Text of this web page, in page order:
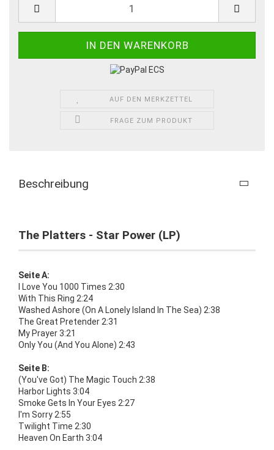
AUF DEN MERKZETTEL
FRAGE ZUM PRODUKT
Beschreibung
The Platters - Star Power (LP)
Seite A:
I Love You 1000 Times 2:30
With This Ring 2:24
Washed Ashore (On A Lonely Island In The Sea) 2:38
The Great Pretender 2:31
My Prayer 3:21
Only You (And You Alone) 2:43
Seite B:
(You've Got) The Magic Touch 2:38
Harbor Lights 3:04
Smoke Gets In Your Eyes 2:27
I'm Sorry 2:55
Twilight Time 2:30
Heaven On Earth 3:04